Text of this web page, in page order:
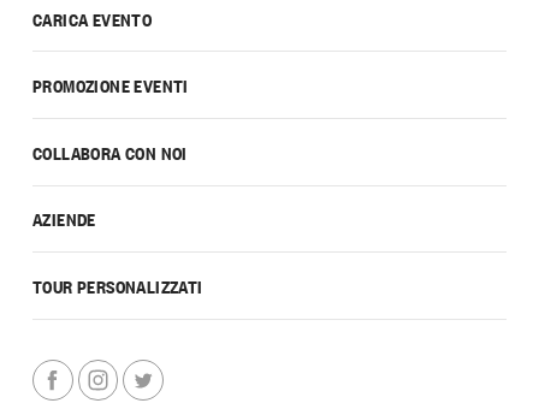
CARICA EVENTO
PROMOZIONE EVENTI
COLLABORA CON NOI
AZIENDE
TOUR PERSONALIZZATI